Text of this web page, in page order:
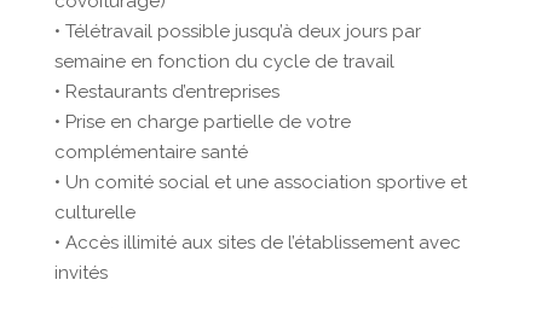
• Télétravail possible jusqu’à deux jours par
semaine en fonction du cycle de travail
• Restaurants d’entreprises
• Prise en charge partielle de votre
complémentaire santé
• Un comité social et une association sportive et
culturelle
• Accès illimité aux sites de l’établissement avec
invités